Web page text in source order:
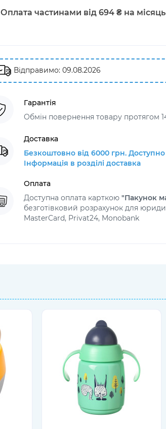
Оплата частинами від 694 ₴ на місяць
Відправимо: 09.08.2026
Гарантія
Обмін повернення товару протягом
Доставка
Безкоштовно від 6000 грн. Доступно
Інформація в розділі доставка
Оплата
Доступна оплата карткою "Пакунок
безготівковий розрахунок для
MasterCard, Privat24, Monobank